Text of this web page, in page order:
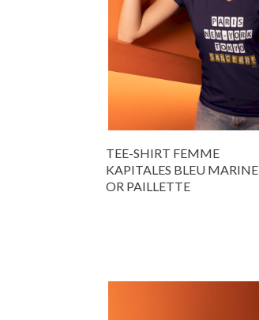
TEE-SHIRT FEMME
KAPITALES BLEU MARINE
OR PAILLETTE